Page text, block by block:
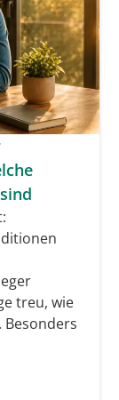
treu, wie
Besonders